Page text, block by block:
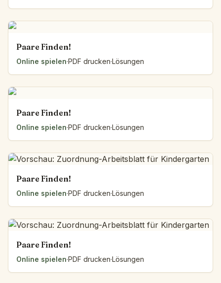
Paare Finden!
Online spielen·PDF drucken·Lösungen
Paare Finden!
Online spielen·PDF drucken·Lösungen
Paare Finden!
Online spielen·PDF drucken·Lösungen
Paare Finden!
Online spielen·PDF drucken·Lösungen